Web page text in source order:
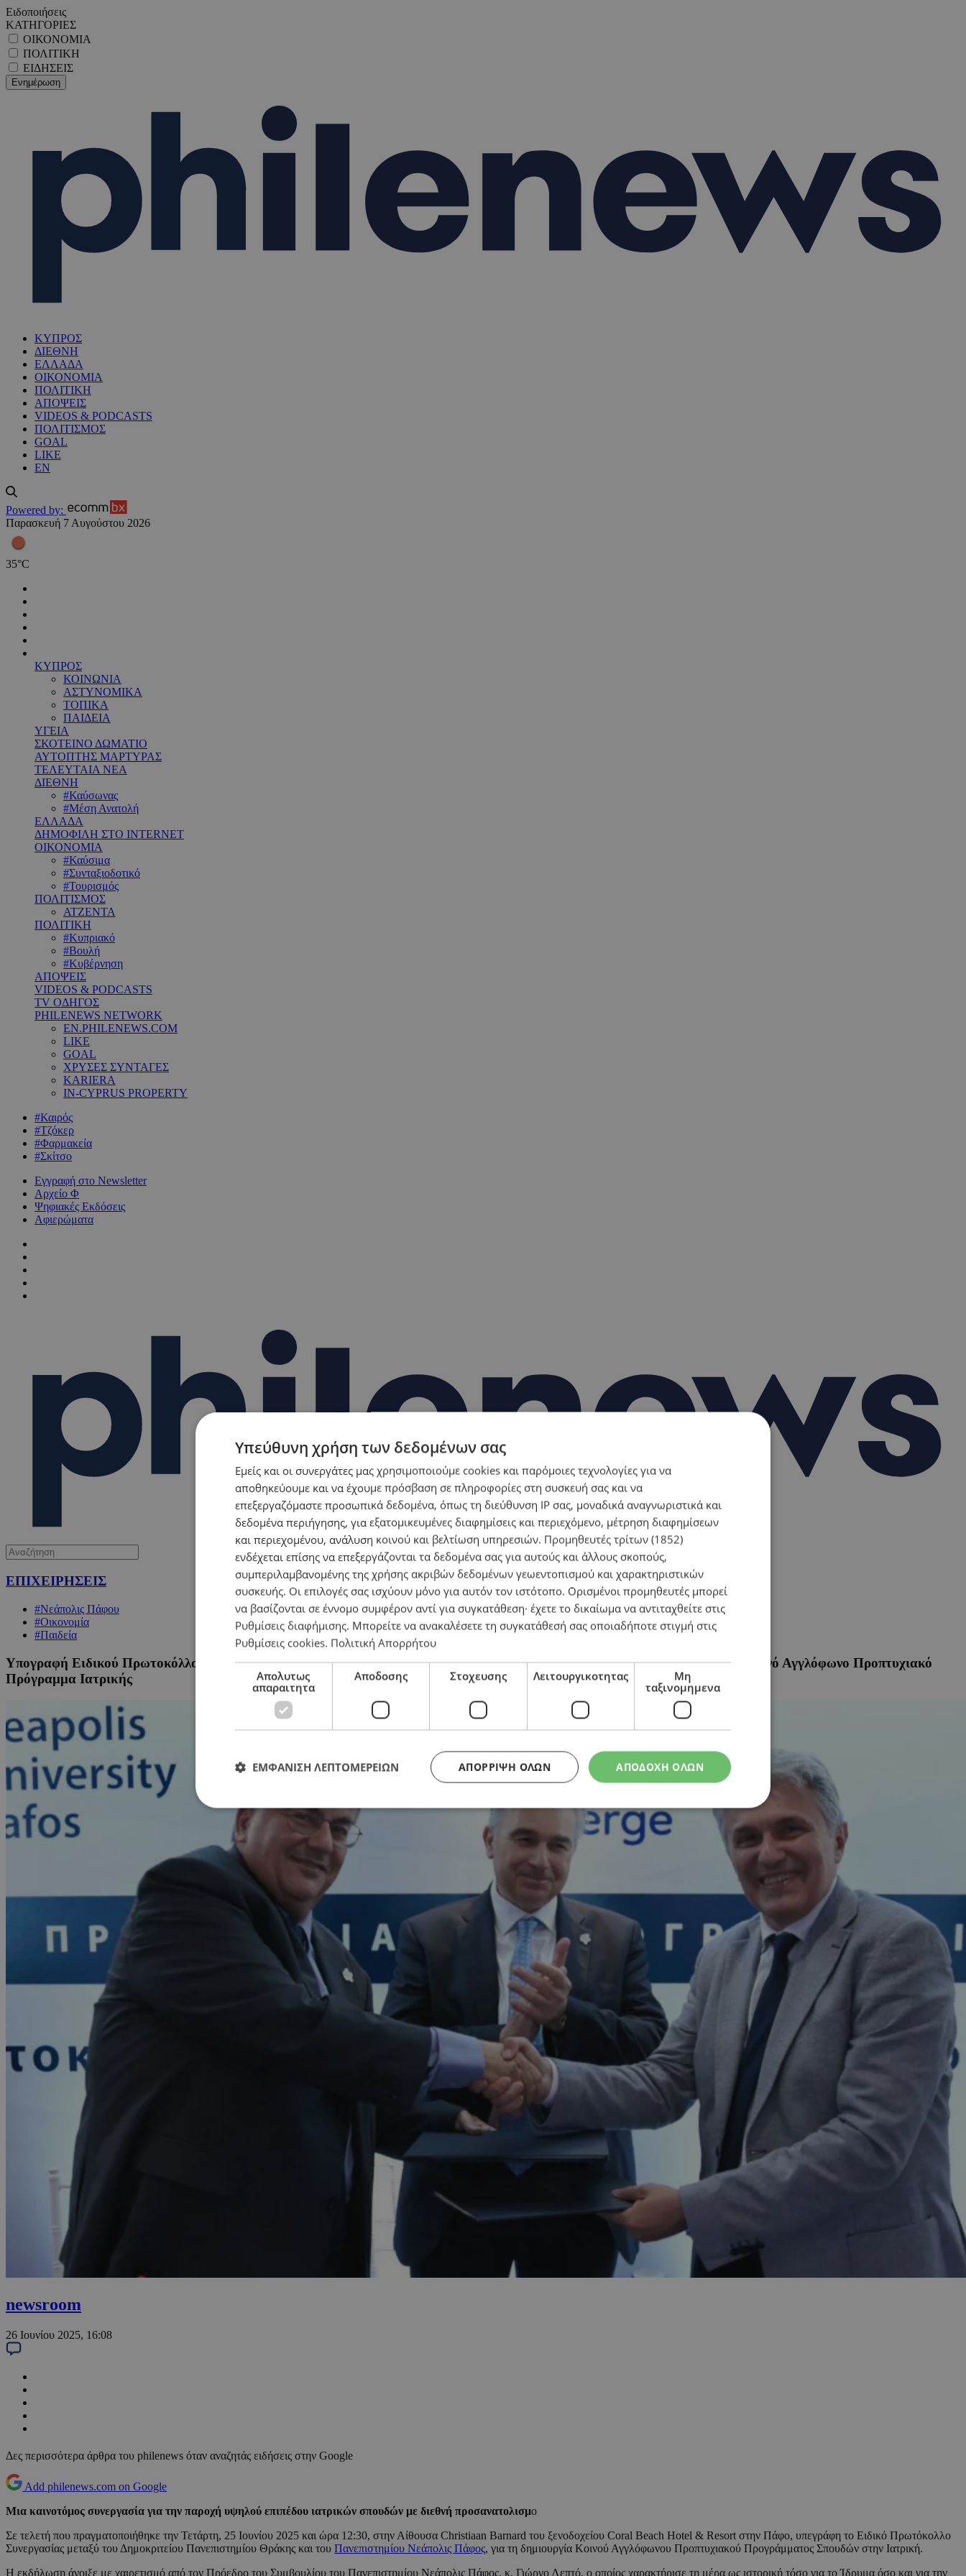
Ειδοποιήσεις
ΚΑΤΗΓΟΡΙΕΣ
ΟΙΚΟΝΟΜΙΑ
ΠΟΛΙΤΙΚΗ
ΕΙΔΗΣΕΙΣ
ΚΥΠΡΟΣ
ΔΙΕΘΝΗ
ΕΛΛΑΔΑ
ΟΙΚΟΝΟΜΙΑ
ΠΟΛΙΤΙΚΗ
ΑΠΟΨΕΙΣ
VIDEOS & PODCASTS
ΠΟΛΙΤΙΣΜΟΣ
GOAL
LIKE
EN
Powered by:
Παρασκευή 7 Αυγούστου 2026
35°C
ΚΥΠΡΟΣ
ΚΟΙΝΩΝΙΑ
ΑΣΤΥΝΟΜΙΚΑ
ΤΟΠΙΚΑ
ΠΑΙΔΕΙΑ
ΥΓΕΙΑ
ΣΚΟΤΕΙΝΟ ΔΩΜΑΤΙΟ
ΑΥΤΟΠΤΗΣ ΜΑΡΤΥΡΑΣ
ΤΕΛΕΥΤΑΙΑ ΝΕΑ
ΔΙΕΘΝΗ
#Καύσωνας
#Μέση Ανατολή
ΕΛΛΑΔΑ
ΔΗΜΟΦΙΛΗ ΣΤΟ INTERNET
ΟΙΚΟΝΟΜΙΑ
#Καύσιμα
#Συνταξιοδοτικό
#Τουρισμός
ΠΟΛΙΤΙΣΜΟΣ
ΑΤΖΕΝΤΑ
ΠΟΛΙΤΙΚΗ
#Κυπριακό
#Βουλή
#Κυβέρνηση
ΑΠΟΨΕΙΣ
VIDEOS & PODCASTS
TV ΟΔΗΓΟΣ
PHILENEWS NETWORK
EN.PHILENEWS.COM
LIKE
GOAL
ΧΡΥΣΕΣ ΣΥΝΤΑΓΕΣ
KARIERA
IN-CYPRUS PROPERTY
#Καιρός
#Τζόκερ
#Φαρμακεία
#Σκίτσο
Εγγραφή στο Newsletter
Αρχείο Φ
Ψηφιακές Εκδόσεις
Αφιερώματα
ΕΠΙΧΕΙΡΗΣΕΙΣ
#Νεάπολις Πάφου
#Οικονομία
#Παιδεία
Υπογραφή Ειδικού Πρωτοκόλλου Συνεργασίας μεταξύ του Δημοκριτείου Παν. Θράκης και του Παν. Νεάπολις Πάφος για το Κοινό Αγγλόφωνο Προπτυχιακό
Πρόγραμμα Ιατρικής
newsroom
26 Ιουνίου 2025, 16:08
Δες περισσότερα άρθρα του philenews όταν αναζητάς ειδήσεις στην Google
Add philenews.com on Google
Μια καινοτόμος συνεργασία για την παροχή υψηλού επιπέδου ιατρικών σπουδών με διεθνή προσανατολισμo
Σε τελετή που πραγματοποιήθηκε την Τετάρτη, 25 Ιουνίου 2025 και ώρα 12:30, στην Αίθουσα Christiaan Barnard του ξενοδοχείου Coral Beach Hotel & Resort στην Πάφο, υπεγράφη το Ειδικό Πρωτόκολλο
Συνεργασίας μεταξύ του Δημοκριτείου Πανεπιστημίου Θράκης και του Πανεπιστημίου Νεάπολις Πάφος, για τη δημιουργία Κοινού Αγγλόφωνου Προπτυχιακού Προγράμματος Σπουδών στην Ιατρική.
Η εκδήλωση άνοιξε με χαιρετισμό από τον Πρόεδρο του Συμβουλίου του Πανεπιστημίου Νεάπολις Πάφος, κ. Γιώργο Λεπτό, ο οποίος χαρακτήρισε τη μέρα ως ιστορική τόσο για το Ίδρυμα όσο και για την
Υπεύθυνη χρήση των δεδομένων σας
Εμείς και οι συνεργάτες μας χρησιμοποιούμε cookies και παρόμοιες τεχνολογίες για να
αποθηκεύουμε και να έχουμε πρόσβαση σε πληροφορίες στη συσκευή σας και να
επεξεργαζόμαστε προσωπικά δεδομένα, όπως τη διεύθυνση IP σας, μοναδικά αναγνωριστικά και
δεδομένα περιήγησης, για εξατομικευμένες διαφημίσεις και περιεχόμενο, μέτρηση διαφημίσεων
και περιεχομένου, ανάλυση κοινού και βελτίωση υπηρεσιών. Προμηθευτές τρίτων (1852)
ενδέχεται επίσης να επεξεργάζονται τα δεδομένα σας για αυτούς και άλλους σκοπούς,
συμπεριλαμβανομένης της χρήσης ακριβών δεδομένων γεωεντοπισμού και χαρακτηριστικών
συσκευής. Οι επιλογές σας ισχύουν μόνο για αυτόν τον ιστότοπο. Ορισμένοι προμηθευτές μπορεί
να βασίζονται σε έννομο συμφέρον αντί για συγκατάθεση· έχετε το δικαίωμα να αντιταχθείτε στις
Ρυθμίσεις διαφήμισης. Μπορείτε να ανακαλέσετε τη συγκατάθεσή σας οποιαδήποτε στιγμή στις
Ρυθμίσεις cookies. Πολιτική Απορρήτου
Απολυτως
απαραιτητα
Αποδοσης Στοχευσης Λειτουργικοτητας
Μη
ταξινομημενα
ΑΠΟΔΟΧΗ ΟΛΩΝ
ΑΠΌΡΡΙΨΗ ΌΛΩΝ
ΕΜΦΑΝΙΣΗ ΛΕΠΤΟΜΕΡΕΙΩΝ